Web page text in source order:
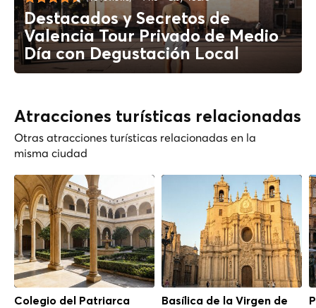
Destacados y Secretos de
Valencia Tour Privado de Medio
Día con Degustación Local
Atracciones turísticas relacionadas
Otras atracciones turísticas relacionadas en la
misma ciudad
Colegio del Patriarca
Basílica de la Virgen de